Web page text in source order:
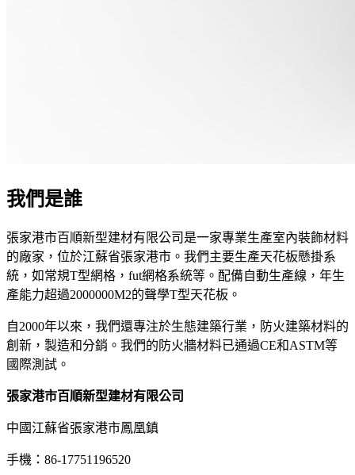
我們是誰
張家港市百順新型建材有限公司是一家專業生產室內裝飾材料
的廠家，位於江蘇省張家港市。我們主要生產天花板懸掛系
統，如常規T型網格，fut網格系統等。配備自動生產線，年生
產能力超過2000000M2的聲學T型天花板。
自2000年以來，我們還專注於生態建築行業，防火建築材料的
創新，製造和分銷。我們的防火牆材料已通過CE和ASTM等
國際測試。
張家港市百順新型建材有限公司
中國江蘇省張家港市鳳凰鎮
手機：86-17751196520